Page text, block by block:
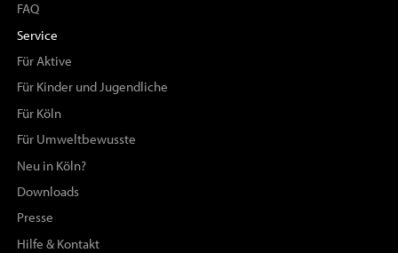
FAQ
Service
Für Aktive
Für Kinder und Jugendliche
Für Köln
Für Umweltbewusste
Neu in Köln?
Downloads
Presse
Hilfe & Kontakt